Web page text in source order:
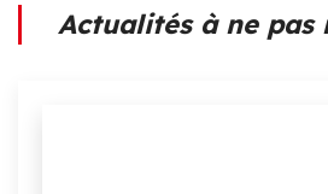
Actualités à ne pas